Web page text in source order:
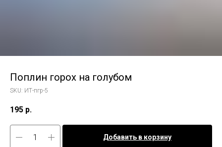
Поплин горох на голубом
SKU: ИТ-пгр-5
195 р.
Добавить в корзину